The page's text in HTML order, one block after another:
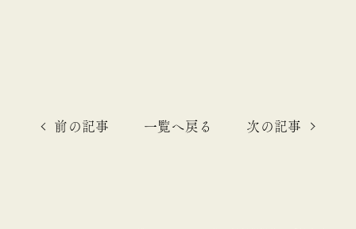
前の記事 一覧へ戻る 次の記事